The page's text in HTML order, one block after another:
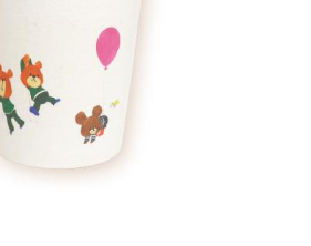
ト
クイズ・AR・診断・占